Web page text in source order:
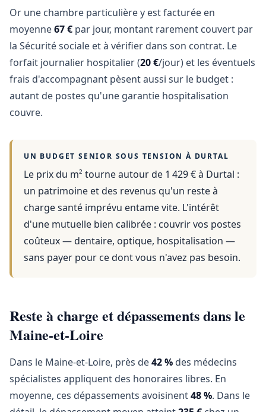
Or une chambre particulière y est facturée en
moyenne67 € par jour, montant rarement couvert par
la Sécurité sociale et à vérifier dans son contrat. Le
forfait journalier hospitalier (20 €/jour) et les éventuels
frais d'accompagnant pèsent aussi sur le budget :
autant de postes qu'une garantie hospitalisation
couvre.
UN BUDGET SENIOR SOUS TENSION À DURTAL
Le prix du m² tourne autour de 1 429 €à Durtal :
un patrimoine et des revenus qu'un reste à
charge santé imprévu entame vite. L'intérêt
d'une mutuelle bien calibrée : couvrir vos postes
coûteux — dentaire, optique, hospitalisation —
sans payer pour ce dont vous n'avez pas besoin.
Reste à charge et dépassements dans le
Maine-et-Loire
Dans le Maine-et-Loire, près de42 % des médecins
spécialistes appliquent des honoraires libres. En
moyenne, ces dépassements avoisinent48 %. Dans le